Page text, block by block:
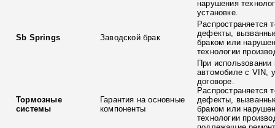
нарушения
установке.
Sb Springs Заводской брак
Распространяется
дефекты,
браком или
технологии
Тормозные
системы
Гарантия на основные
компоненты
При использовании
автомобиле с VIN,
договоре.
Распространяется
дефекты,
браком или
технологии